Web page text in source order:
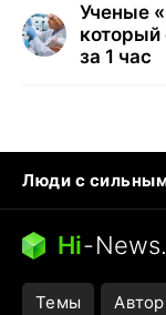
Ученые
который
за 1 час
Люди с
Кошка писает
Ядовитые пауки
Города в
Открытие в
Hi-
Темы